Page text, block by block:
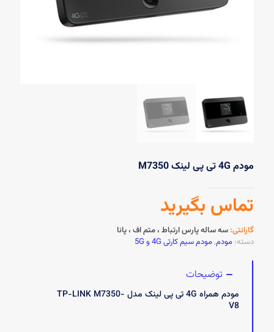
مودم 4G تی پی لینک M7350
تماس بگیرید
گارانتی: سه ساله پارس ارتباط ، متم اف ، پانا
دسته: مودم,مودم سیم کارتی 4G و 5G
توضیحات
مودم همراه 4G تی پی لینک مدل TP-LINK M7350-
V8